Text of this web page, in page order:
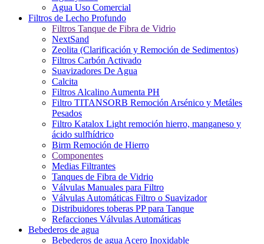
Agua Uso Comercial
Filtros de Lecho Profundo
Filtros Tanque de Fibra de Vidrio
NextSand
Zeolita (Clarificación y Remoción de Sedimentos)
Filtros Carbón Activado
Suavizadores De Agua
Calcita
Filtros Alcalino Aumenta PH
Filtro TITANSORB Remoción Arsénico y Metáles
Pesados
Filtro Katalox Light remoción hierro, manganeso y
ácido sulfhídrico
Birm Remoción de Hierro
Componentes
Medias Filtrantes
Tanques de Fibra de Vidrio
Válvulas Manuales para Filtro
Válvulas Automáticas Filtro o Suavizador
Distribuidores toberas PP para Tanque
Refacciones Válvulas Automáticas
Bebederos de agua
Bebederos de agua Acero Inoxidable